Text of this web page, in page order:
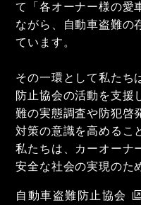
て「各オーナー様の愛
ながら、自動車盗難の
ています。
その一環として私たち
防止協会の活動を支援
難の実態調査や防犯啓
対策の意識を高めるこ
私たちは、カーオーナ
安全な社会の実現のた
自動車盗難防止協会